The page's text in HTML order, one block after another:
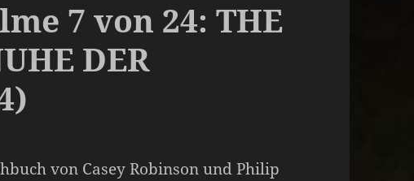
7 von 24: THE
DER
von Casey Robinson und Philip